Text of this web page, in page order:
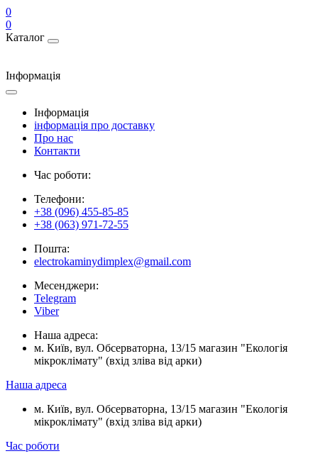
0
0
Каталог
Інформація
Інформація
інформація про доставку
Про нас
Контакти
Час роботи:
Телефони:
+38 (096) 455-85-85
+38 (063) 971-72-55
Пошта:
electrokaminydimplex@gmail.com
Месенджери:
Telegram
Viber
Наша адреса:
м. Київ, вул. Обсерваторна, 13/15 магазин "Екологія
мікроклімату" (вхід зліва від арки)
Наша адреса
м. Київ, вул. Обсерваторна, 13/15 магазин "Екологія
мікроклімату" (вхід зліва від арки)
Час роботи